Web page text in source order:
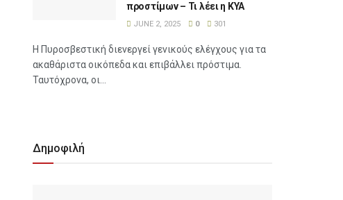
προστίμων – Τι λέει η ΚΥΑ
JUNE 2, 2025 0 301
Η Πυροσβεστική διενεργεί γενικούς ελέγχους για τα
ακαθάριστα οικόπεδα και επιβάλλει πρόστιμα.
Ταυτόχρονα, οι...
Δημοφιλή